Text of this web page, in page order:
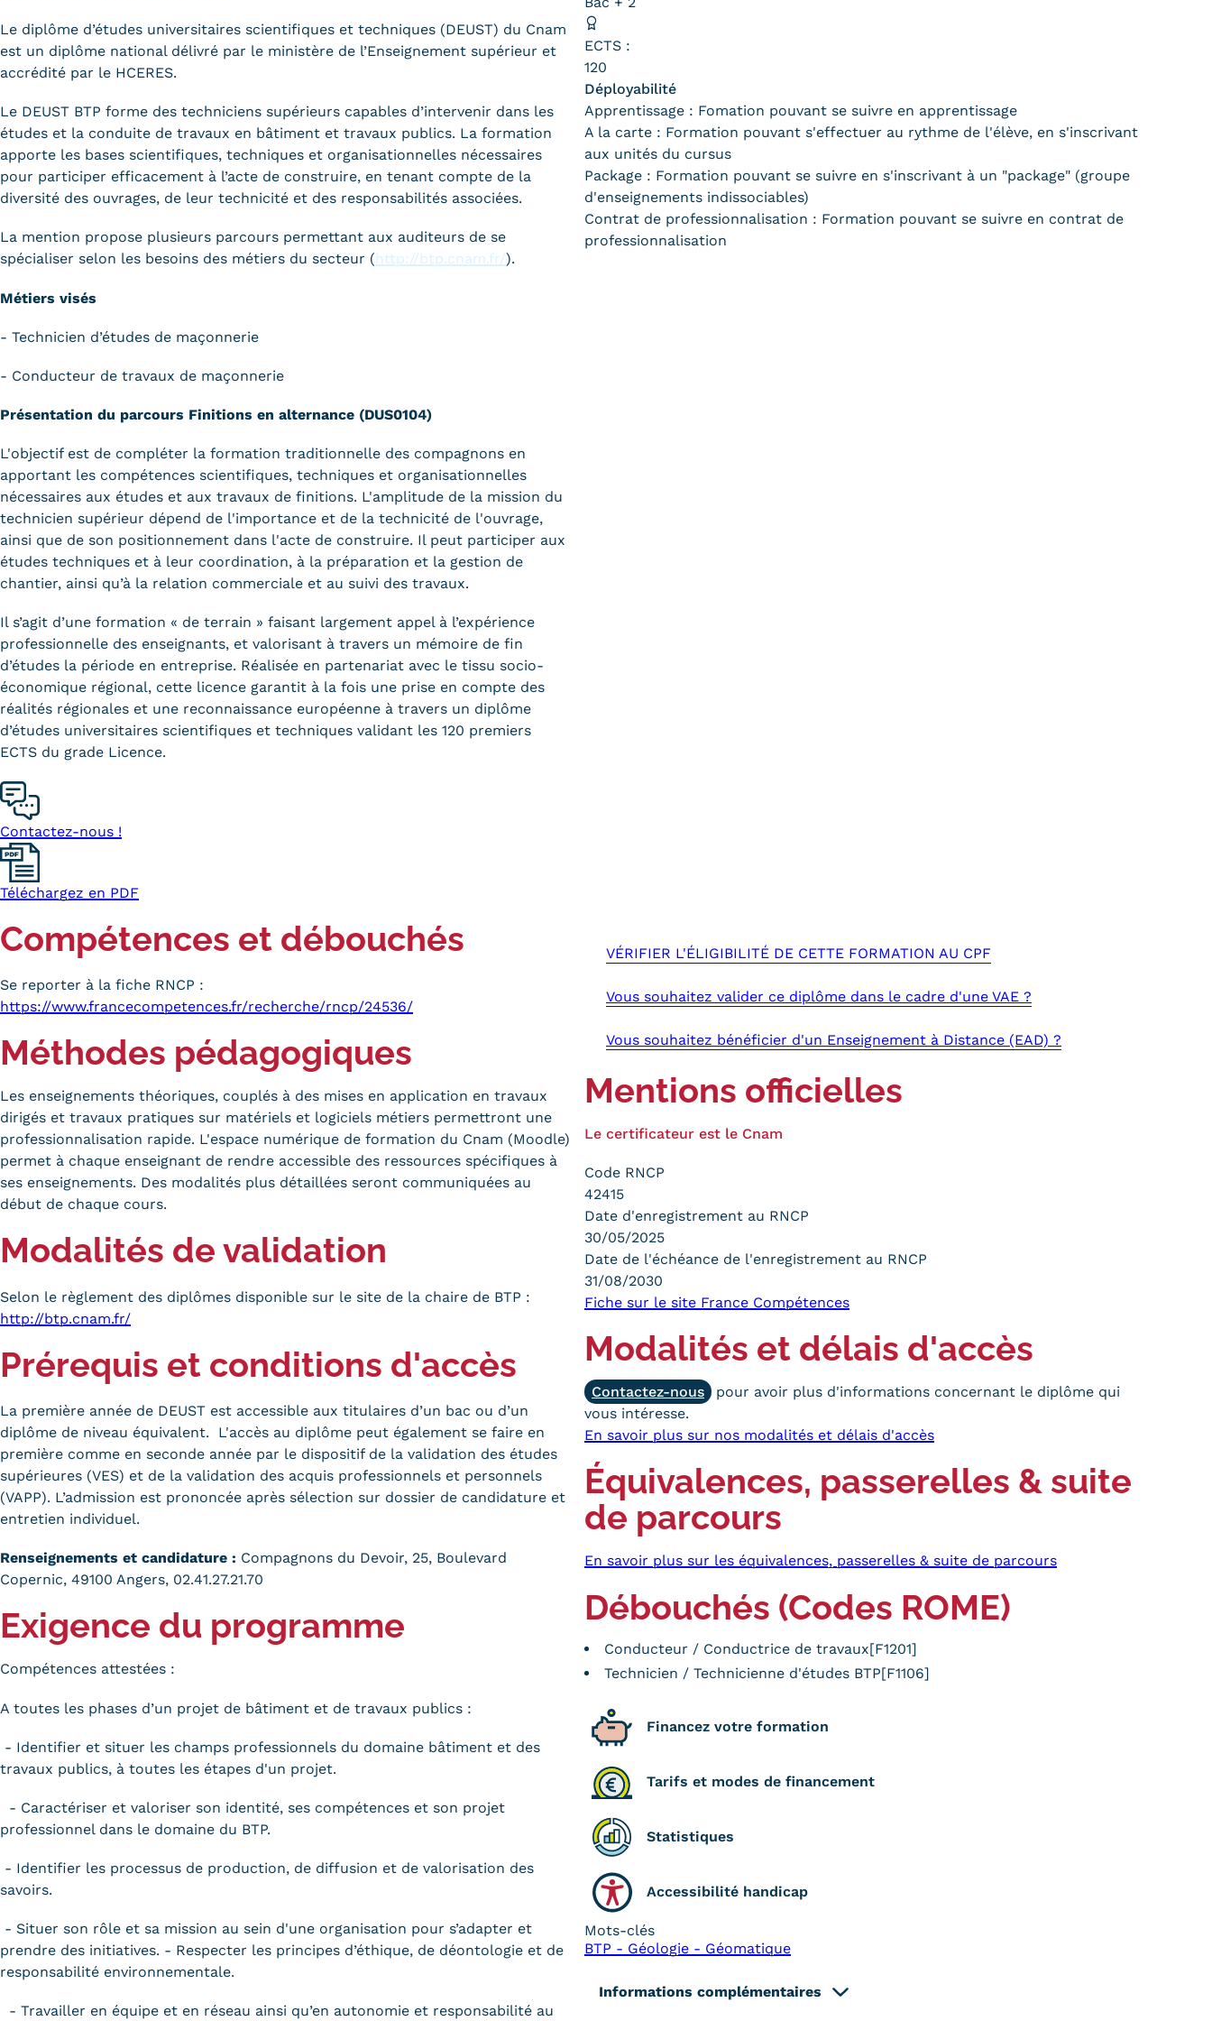
Le diplôme d’études universitaires scientifiques et techniques (DEUST) du Cnam
est un diplôme national délivré par le ministère de l’Enseignement supérieur et
accrédité par le HCERES.
Le DEUST BTP forme des techniciens supérieurs capables d’intervenir dans les
études et la conduite de travaux en bâtiment et travaux publics. La formation
apporte les bases scientifiques, techniques et organisationnelles nécessaires
pour participer efficacement à l’acte de construire, en tenant compte de la
diversité des ouvrages, de leur technicité et des responsabilités associées.
La mention propose plusieurs parcours permettant aux auditeurs de se
spécialiser selon les besoins des métiers du secteur ( http://btp.cnam.fr/).
Métiers visés
- Technicien d’études de maçonnerie
- Conducteur de travaux de maçonnerie
Présentation du parcours Finitions en alternance (DUS0104)
L'objectif est de compléter la formation traditionnelle des compagnons en
apportant les compétences scientifiques, techniques et organisationnelles
nécessaires aux études et aux travaux de finitions. L'amplitude de la mission du
technicien supérieur dépend de l'importance et de la technicité de l'ouvrage,
ainsi que de son positionnement dans l'acte de construire. Il peut participer aux
études techniques et à leur coordination, à la préparation et la gestion de
chantier, ainsi qu’à la relation commerciale et au suivi des travaux.
Il s’agit d’une formation « de terrain » faisant largement appel à l’expérience
professionnelle des enseignants, et valorisant à travers un mémoire de fin
d’études la période en entreprise. Réalisée en partenariat avec le tissu socio-
économique régional, cette licence garantit à la fois une prise en compte des
réalités régionales et une reconnaissance européenne à travers un diplôme
d’études universitaires scientifiques et techniques validant les 120 premiers
ECTS du grade Licence.
ECTS :
120
Déployabilité
Apprentissage : Fomation pouvant se suivre en apprentissage
A la carte : Formation pouvant s'effectuer au rythme de l'élève, en s'inscrivant
aux unités du cursus
Package : Formation pouvant se suivre en s'inscrivant à un "package" (groupe
d'enseignements indissociables)
Contrat de professionnalisation : Formation pouvant se suivre en contrat de
professionnalisation
Contactez-nous !
Téléchargez en PDF
Compétences et débouchés
Se reporter à la fiche RNCP :
https://www.francecompetences.fr/recherche/rncp/24536/
Méthodes pédagogiques
Les enseignements théoriques, couplés à des mises en application en travaux
dirigés et travaux pratiques sur matériels et logiciels métiers permettront une
professionnalisation rapide. L'espace numérique de formation du Cnam (Moodle)
permet à chaque enseignant de rendre accessible des ressources spécifiques à
ses enseignements. Des modalités plus détaillées seront communiquées au
début de chaque cours.
Modalités de validation
Selon le règlement des diplômes disponible sur le site de la chaire de BTP :
http://btp.cnam.fr/
Prérequis et conditions d'accès
La première année de DEUST est accessible aux titulaires d’un bac ou d’un
diplôme de niveau équivalent. L'accès au diplôme peut également se faire en
première comme en seconde année par le dispositif de la validation des études
supérieures (VES) et de la validation des acquis professionnels et personnels
(VAPP). L’admission est prononcée après sélection sur dossier de candidature et
entretien individuel.
Renseignements et candidature : Compagnons du Devoir, 25, Boulevard
Copernic, 49100 Angers, 02.41.27.21.70
Exigence du programme
Compétences attestées :
A toutes les phases d’un projet de bâtiment et de travaux publics :
- Identifier et situer les champs professionnels du domaine bâtiment et des
travaux publics, à toutes les étapes d'un projet.
- Caractériser et valoriser son identité, ses compétences et son projet
professionnel dans le domaine du BTP.
- Identifier les processus de production, de diffusion et de valorisation des
savoirs.
- Situer son rôle et sa mission au sein d'une organisation pour s’adapter et
prendre des initiatives. - Respecter les principes d’éthique, de déontologie et de
responsabilité environnementale.
- Travailler en équipe et en réseau ainsi qu’en autonomie et responsabilité au
VÉRIFIER L'ÉLIGIBILITÉ DE CETTE FORMATION AU CPF
Vous souhaitez valider ce diplôme dans le cadre d'une VAE ?
Vous souhaitez bénéficier d'un Enseignement à Distance (EAD) ?
Mentions officielles
Le certificateur est le Cnam
Code RNCP
42415
Date d'enregistrement au RNCP
30/05/2025
Date de l'échéance de l'enregistrement au RNCP
31/08/2030
Fiche sur le site France Compétences
Modalités et délais d'accès
Contactez-nous
pour avoir plus d'informations concernant le diplôme qui
vous intéresse.
En savoir plus sur nos modalités et délais d'accès
Équivalences, passerelles & suite
de parcours
En savoir plus sur les équivalences, passerelles & suite de parcours
Débouchés (Codes ROME)
Conducteur / Conductrice de travaux[F1201]
Technicien / Technicienne d'études BTP[F1106]
Financez votre formation
Tarifs et modes de financement
Statistiques
Accessibilité handicap
Mots-clés
BTP - Géologie - Géomatique
Informations complémentaires